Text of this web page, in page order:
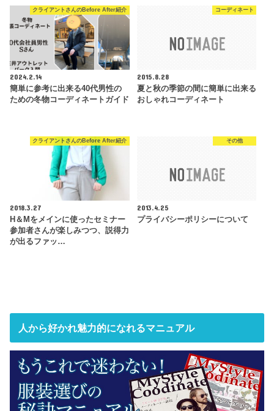
クライアントさんのBefore After紹介
2024.2.14
簡単に参考に出来る40代男性の
ための冬物コーディネートガイド
コーディネート
2015.8.28
夏と秋の季節の間に簡単に出来る
おしゃれコーディネート
クライアントさんのBefore After紹介
2018.3.27
H＆Mをメインに使ったセミナー
参加者さんが楽しみつつ、説得力
が出るファッ…
その他
2013.4.25
プライバシーポリシーについて
人から好かれ魅力的になれるマニュアル